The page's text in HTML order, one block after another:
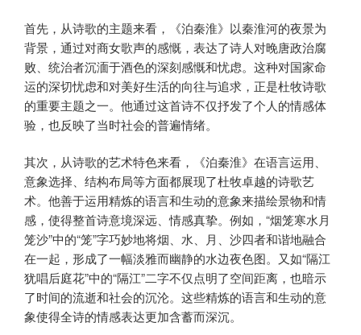
首先，从诗歌的主题来看，《泊秦淮》以秦淮河的夜景为
背景，通过对商女歌声的感慨，表达了诗人对晚唐政治腐
败、统治者沉湎于酒色的深刻感慨和忧虑。这种对国家命
运的深切忧虑和对美好生活的向往与追求，正是杜牧诗歌
的重要主题之一。他通过这首诗不仅抒发了个人的情感体
验，也反映了当时社会的普遍情绪。
其次，从诗歌的艺术特色来看，《泊秦淮》在语言运用、
意象选择、结构布局等方面都展现了杜牧卓越的诗歌艺
术。他善于运用精炼的语言和生动的意象来描绘景物和情
感，使得整首诗意境深远、情感真挚。例如，“烟笼寒水月
笼沙”中的“笼”字巧妙地将烟、水、月、沙四者和谐地融合
在一起，形成了一幅淡雅而幽静的水边夜色图。又如“隔江
犹唱后庭花”中的“隔江”二字不仅点明了空间距离，也暗示
了时间的流逝和社会的沉沦。这些精炼的语言和生动的意
象使得全诗的情感表达更加含蓄而深沉。